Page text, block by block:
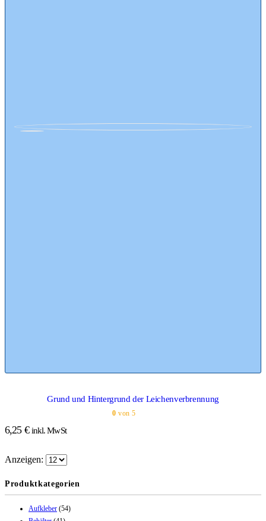
Grund und Hintergrund der Leichenverbrennung
0 von 5
6,25 € inkl. MwSt
Anzeigen:
Produktkategorien
Aufkleber (54)